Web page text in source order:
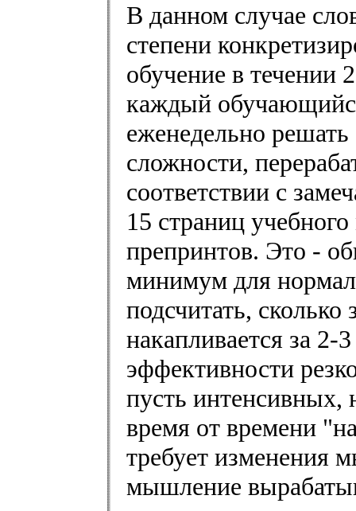
В данном случае
степени
обучение в течении
каждый
еженедельно
сложности,
соответствии с
15 страниц
препринтов. Это -
минимум для
подсчитать, сколько
накапливается за 2-
эффективности
пусть интенсивных,
время от времени
требует изменения
мышление